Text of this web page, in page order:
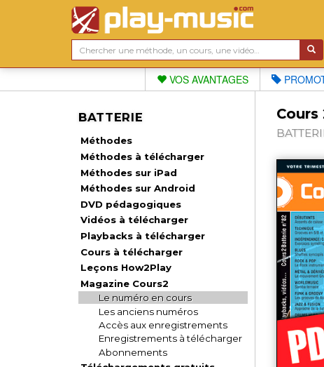
VOS AVANTAGES
BATTERIE
Méthodes
Méthodes à télécharger
Méthodes sur iPad
Méthodes sur Android
DVD pédagogiques
Vidéos à télécharger
Playbacks à télécharger
Cours à télécharger
Leçons How2Play
Magazine Cours2
Le numéro en cours
Les anciens numéros
Accès aux enregistrements
Enregistrements à télécharger
Abonnements
Cours